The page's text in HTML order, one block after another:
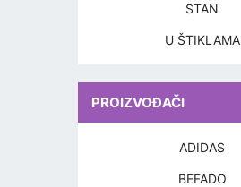
STAN
U ŠTIKLAMA
PROIZVOĐAČI
ADIDAS
BEFADO